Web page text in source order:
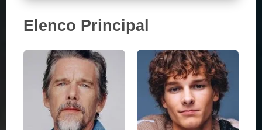
Elenco Principal